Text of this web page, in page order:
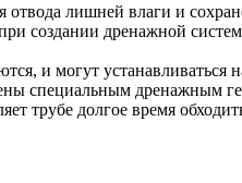
лишней влаги и
создании дренажной
и могут
специальным дренажным
трубе долгое время